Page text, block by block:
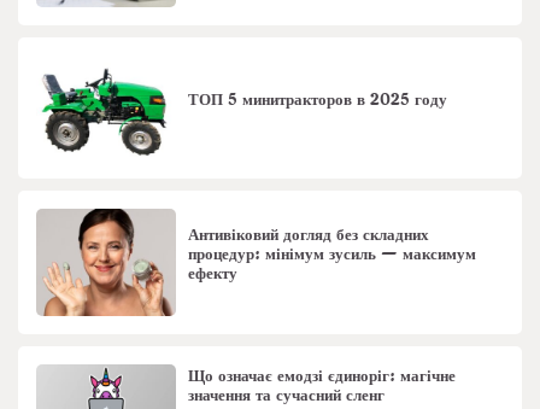
ТОП 5 минитракторов в 2025 году
Антивіковий догляд без складних
процедур: мінімум зусиль — максимум
ефекту
Що означає емодзі єдиноріг: магічне
значення та сучасний сленг